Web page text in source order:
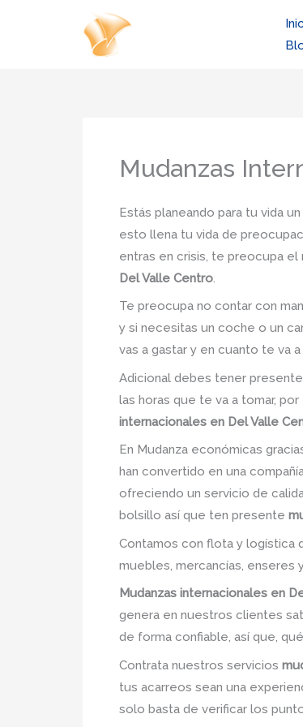
Mudanzas
Estás planeando para tu vida
esto llena tu vida de
entras en crisis, te preocupa
Del Valle Centro
Te preocupa no contar con
y si necesitas un coche o un
vas a gastar y en cuanto te va
Adicional debes tener presente
las horas que te va a tomar,
internacionales en Del Valle
En Mudanza económicas
han convertido en una
ofreciendo un servicio de
bolsillo así que ten presente
Contamos con flota y logística
muebles, mercancías, enseres
Mudanzas internacionales en
genera en nuestros clientes
de forma confiable, así que,
Contrata nuestros servicios
tus acarreos sean una
solo basta de verificar los